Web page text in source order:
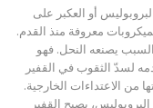
أو العكبر على
معروفة منذ القدم.
يصنعه النحل. فهو
لسدّ الثقوب في القفير
من الاعتداءات الخارجية.
يصبح القفير